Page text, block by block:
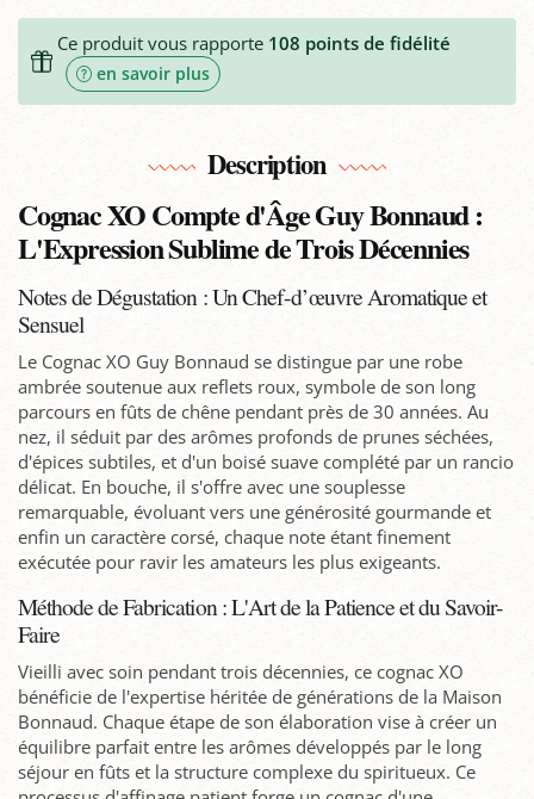
Ce produit vous rapporte 108 points de fidélité
en savoir plus
Description
Cognac XO Compte d'Âge Guy Bonnaud :
L'Expression Sublime de Trois Décennies
Notes de Dégustation : Un Chef-d’œuvre Aromatique et
Sensuel
Le Cognac XO Guy Bonnaud se distingue par une robe
ambrée soutenue aux reflets roux, symbole de son long
parcours en fûts de chêne pendant près de 30 années. Au
nez, il séduit par des arômes profonds de prunes séchées,
d'épices subtiles, et d'un boisé suave complété par un rancio
délicat. En bouche, il s'offre avec une souplesse
remarquable, évoluant vers une générosité gourmande et
enfin un caractère corsé, chaque note étant finement
exécutée pour ravir les amateurs les plus exigeants.
Méthode de Fabrication : L'Art de la Patience et du Savoir-
Faire
Vieilli avec soin pendant trois décennies, ce cognac XO
bénéficie de l'expertise héritée de générations de la Maison
Bonnaud. Chaque étape de son élaboration vise à créer un
équilibre parfait entre les arômes développés par le long
séjour en fûts et la structure complexe du spiritueux. Ce